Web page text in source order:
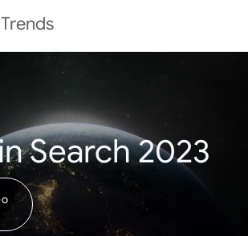
Trends
Search 2023